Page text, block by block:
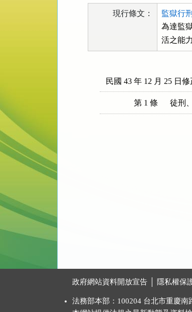
現行條文：
監獄行
為達監
活之能
民國 43 年 12 月 25 日修
第 1 條
政府網站資料開放宣告 隱私權保
法務部本部：100204 台北市重慶